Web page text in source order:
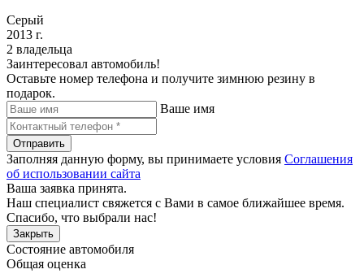
Серый
2013 г.
2 владельца
Заинтересовал автомобиль!
Оставьте номер телефона и получите зимнюю резину в
подарок.
Ваше имя
Отправить
Заполняя данную форму, вы принимаете условия Соглашения
об использовании сайта
Ваша заявка принята.
Наш специалист свяжется с Вами в самое ближайшее время.
Спасибо, что выбрали нас!
Закрыть
Состояние автомобиля
Общая оценка